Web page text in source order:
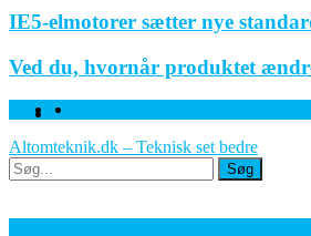
IE5-elmotorer sætter nye
Ved du, hvornår produktet
Facebook
Twitter
Altomteknik.dk – Teknisk set bedre
Søg
Søg